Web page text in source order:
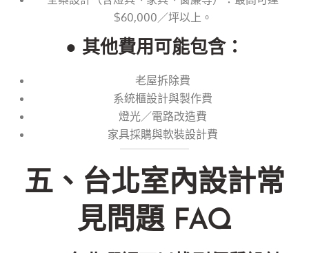
$60,000／坪以上。
● 其他費用可能包含：
老屋拆除費
系統櫃設計與製作費
燈光／電路改造費
家具採購與軟裝設計費
五、台北室內設計常
見問題 FAQ